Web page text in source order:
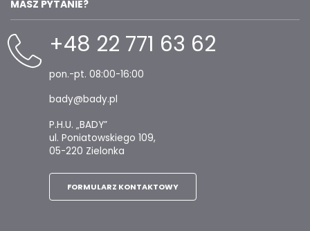
MASZ PYTANIE?
+48 22 771 63 62
pon.-pt. 08:00-16:00
bady@bady.pl
P.H.U. „BADY”
ul. Poniatowskiego 109,
05-220 Zielonka
FORMULARZ KONTAKTOWY